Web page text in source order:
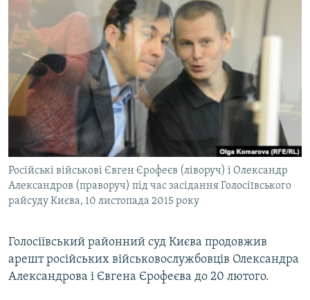
УКРАЇНА
СВІТ
СХЕМИ
КИТАЙ.ВИКЛИКИ
МУЛЬТИМЕДІА
ФОТО
СПЕЦПРОЄКТИ
ПОДКАСТИ
КРИМ РЕАЛІЇ
РУС
УКР
КТАТ
ДОЛУЧАЙСЯ!
Російські військові Євген Єрофеєв (ліворуч) і Олександр
Александров (праворуч) під час засідання Голосіївського
райсуду Києва, 10 листопада 2015 року
Голосіївський районний суд Києва продовжив
арешт російських військовослужбовців Олександра
Александрова і Євгена Єрофеєва до 20 лютого.